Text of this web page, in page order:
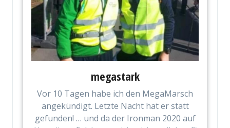
megastark
Vor 10 Tagen habe ich den MegaMarsch
angekündigt. Letzte Nacht hat er statt
gefunden! … und da der Ironman 2020 auf